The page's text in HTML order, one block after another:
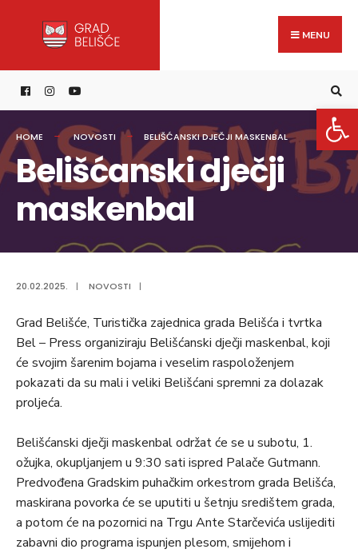
content
MENU
HOME NOVOSTI BELIŠĆANSKI DJEČJI MASKENBAL
Belišćanski dječji
maskenbal
20.02.2025. | NOVOSTI |
Grad Belišće, Turistička zajednica grada Belišća i tvrtka
Bel – Press organiziraju Belišćanski dječji maskenbal, koji
će svojim šarenim bojama i veselim raspoloženjem
pokazati da su mali i veliki Belišćani spremni za dolazak
proljeća.
Belišćanski dječji maskenbal održat će se u subotu, 1.
ožujka, okupljanjem u 9:30 sati ispred Palače Gutmann.
Predvođena Gradskim puhačkim orkestrom grada Belišća,
maskirana povorka će se uputiti u šetnju središtem grada,
a potom će na pozornici na Trgu Ante Starčevića uslijediti
zabavni dio programa ispunjen plesom, smijehom i
for: